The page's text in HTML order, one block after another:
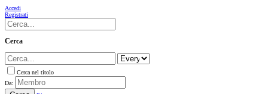
Accedi
Registrati
Cerca
Cerca nel titolo
Da: